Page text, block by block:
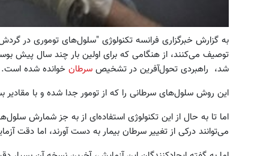
توصیف می‌کنند، از هنگامی که برای اولین بار چند سال پیش
شد، راهبردی تحول‌آفرین در تشخیص سرطان خوانده شده است.
این روش سلول‌های سرطانی را که از تومور جدا شده و با
اما تا به حال از این تکنولوژی استفاده‌ای از به جز شمارش
می‌توانند درکی از تغییر سرطان بیمار به دست آورند،‌ اما دقت